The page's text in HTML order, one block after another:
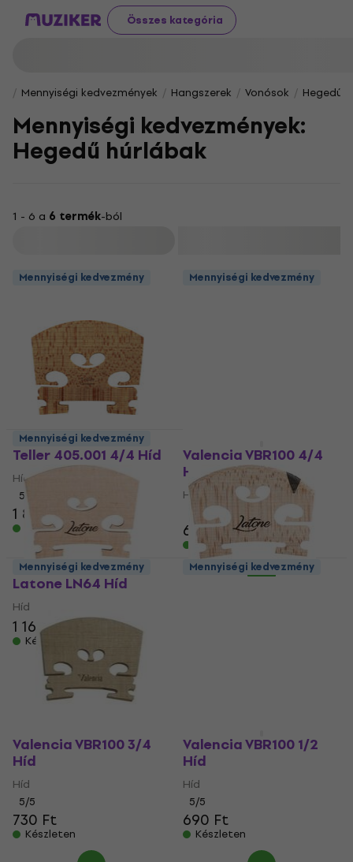
Összes kategória
Mennyiségi kedvezmények Hangszerek Vonósok Hegedű
Mennyiségi kedvezmények:
Hegedű húrlábak
1 - 6 a 6 termék-ból
Mennyiségi kedvezmény
Teller 405.001 4/4 Híd
Híd
5/5
1 880 Ft
Készleten
Mennyiségi kedvezmény
Valencia VBR100 4/4
Híd
Híd
5 /5
640 Ft
Készleten
Mennyiségi kedvezmény
Latone LN64 Híd
Híd
1 160 Ft
Készleten
Latone LN90 Híd
Mennyiségi kedvezmény
Valencia VBR100 3/4
Híd
Híd
5/5
730 Ft
Készleten
Mennyiségi kedvezmény
Valencia VBR100 1/2
Híd
Híd
5/5
690 Ft
Készleten